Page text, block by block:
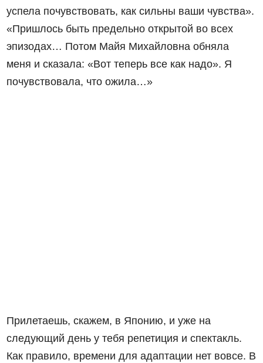
успела почувствовать, как сильны ваши чувства».
«Пришлось быть предельно открытой во всех
эпизодах… Потом Майя Михайловна обняла
меня и сказала: «Вот теперь все как надо». Я
почувствовала, что ожила…»
Прилетаешь, скажем, в Японию, и уже на
следующий день у тебя репетиция и спектакль.
Как правило, времени для адаптации нет вовсе. В